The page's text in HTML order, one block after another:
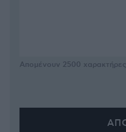
Απομένουν 2500 χαρακτήρες